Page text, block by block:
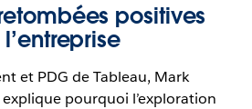
positives
et PDG de Tableau, Mark
explique pourquoi l’exploration